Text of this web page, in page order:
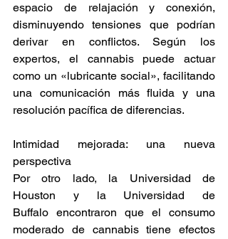
espacio de relajación y conexión,
disminuyendo tensiones que podrían
derivar en conflictos. Según los
expertos, el cannabis puede actuar
como un «lubricante social», facilitando
una comunicación más fluida y una
resolución pacífica de diferencias.
Intimidad mejorada: una nueva
perspectiva
Por otro lado, la Universidad de
Houston y la Universidad de
Buffalo encontraron que el consumo
moderado de cannabis tiene efectos